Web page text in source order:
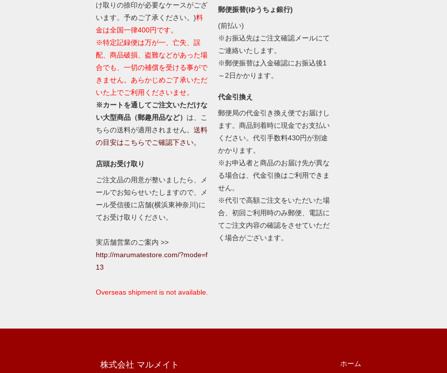
け取りの捺印が必要なケースがござ
います。予めご了承ください。)料
金は全国一律400円です。
※特定記録便は万が一、亡失、誤
配、商品破損、盗難などがあった場
合でも、一切の補償を受ける事がで
きません。あらかじめご了承いただ
いた上でご利用くださいませ。
※カートを通してご注文いただけな
い大型商品（郵趣用品など） は、こ
ちらの送料が適用されません。 送料
の目安はこちらでご確認下さい。
店頭お受け取り
ご注文品の用意が整いましたら、メ
ールでお知らせいたしますので、メ
ール受信後に店舗(横浜東神奈川)に
てお受け取りください。
実店舗営業のご案内 >>
http://marumatestore.com/?mode=f
13
Overseas shipment is not available.
郵便振替(ゆうちょ銀行)
(前払い)
※お振込先はご注文確認メールにて
ご連絡いたします。
※郵便振替は入金確認にお振込後1
～2日かかります。
代金引換え
郵便局の代金引き換え便でお届けし
ます。商品到着時に現金でお支払い
ください。代引手数料430円が別途
かかります。
※お申込者と商品のお届け先が異な
る場合は、代金引換はご利用できま
せん。
※代引で高額ご注文をいただいた場
合、初回ご利用時のみ郵便、電話に
てご注文内容の確認をさせていただ
く場合がございます。
株式会社 マルメイト ホーム